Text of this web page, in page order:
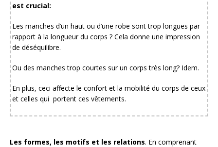
est crucial:
Les manches d’un haut ou d’une robe sont trop longues par
rapport à la longueur du corps ? Cela donne une impression
de déséquilibre.
Ou des manches trop courtes sur un corps très long? Idem.
En plus, ceci affecte le confort et la mobilité du corps de ceux
et celles qui portent ces vêtements.
Les formes, les motifs et les relations. En comprenant